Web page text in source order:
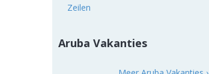
Zeilen
Aruba Vakanties